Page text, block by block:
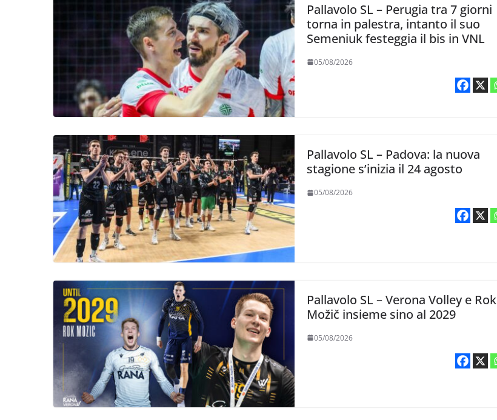
Pallavolo SL – Perugia tra 7 giorni
torna in palestra, intanto il suo
Semeniuk festeggia il bis in VNL
05/08/2026
Pallavolo SL – Padova: la nuova
stagione s’inizia il 24 agosto
05/08/2026
Pallavolo SL – Verona Volley e Rok
Možič insieme sino al 2029
05/08/2026